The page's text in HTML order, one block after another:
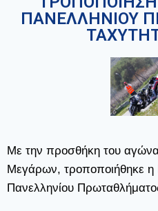
ΠΑΝΕΛΛΗΝΙΟΥ
Με την προσθήκη του αγώνα
Μεγάρων, τροποποιήθηκε
Πανελληνίου